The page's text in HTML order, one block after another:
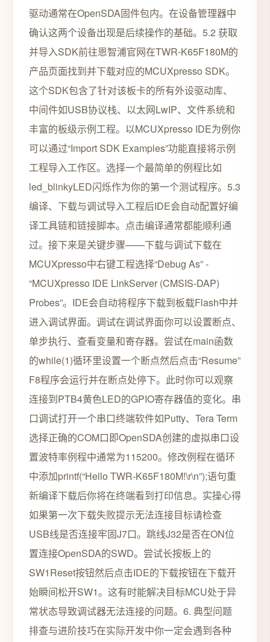
驱动通常在OpenSDA固件包内。在设备管理器中
确认这两个设备出现是后续操作的基础。5.2 获取
并导入SDK前往恩智浦官网在TWR-K65F180M的
产品页面找到并下载对应的MCUXpresso SDK。
这个SDK包含了针对该板卡的所有外设驱动库、
中间件如USB协议栈、以太网LwIP、文件系统和
丰富的板级示例工程。以MCUXpresso IDE为例你
可以通过“Import SDK Examples”功能直接将示例
工程导入工作区。选择一个最简单的例程比如
led_blinkyLED闪烁作为你的第一个测试程序。5.3
编译、下载与调试导入工程后IDE会自动配置好编
译工具链和链接脚本。点击编译通常都能顺利通
过。接下来是关键步骤——下载与调试下载在
MCUXpresso中右键工程选择“Debug As” -
“MCUXpresso IDE LinkServer (CMSIS-DAP)
Probes”。IDE会自动将程序下载到板载Flash中并
进入调试界面。调试在调试界面你可以设置断点、
单步执行、查看变量和寄存器。尝试在main函数
的while(1)循环里设置一个断点然后点击“Resume”
F8程序会运行并在断点处停下。此时你可以观察
连接到PTB4黄色LED的GPIO寄存器值的变化。串
口调试打开一个串口终端软件如Putty、Tera Term
选择正确的COM口即OpenSDA创建的虚拟串口设
置波特率例程中通常为115200。修改例程在循环
中添加printf(“Hello TWR-K65F180M!\r\n”);语句重
新编译下载后你将在终端看到打印信息。实操心得
如果第一次下载失败提示无法连接目标请检查
USB线是否连接牢固J7口。跳线J32是否在ON位
置连接OpenSDA的SWD。尝试长按板上的
SW1Reset按钮然后点击IDE的下载按钮在下载开
始瞬间松开SW1。这有时能解决目标MCU处于异
常状态导致调试器无法连接的问题。6. 典型问题
排查与进阶技巧在实际开发中你一定会遇到各种